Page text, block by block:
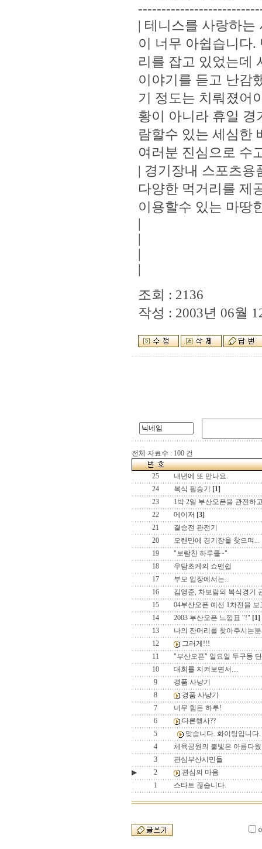
| 테니스를 사랑하는
이 너무 아쉽습니다
리를 잡고 있었는데
이야기를 듣고 난감
기 정도는 치뤄졌어
황이 아니라 휴일 경
람할수 있는 세심한
여러분 진심으로 수
| 경기장내 스포츠용
다양한 먹거리를 제
이용할수 있는 마땅
|
|
|
|
조회 : 2136
작성 : 2003년 06월
전체 자료수 : 100 건
25
내년에 또 만나요.
24
복식 필승기
[1]
23
1박 2일 부산오픈을 관전하
22
메이저 [3]
21
결승전 관전기
20
오랜만에 경기장을 찾으며
19
"보람찬 하루를~"
18
우담초케의 쇼맨쉽
17
부모 입장에서는...
16
김영준, 차보람의 복식경기
15
04부산오픈 예선 1차전을 보
14
2003 부산오픈 느낌표 "!" [1]
13
나의 잔머리를 찾아주시는
12
그러게!!!
11
"부산오픈" 일요일 두구동
10
대회를 지켜보면서....
9
경품 사냥기
8
경품 사냥기
7
너무 힘든 하루!
6
다른행사??
5
맞습니다. 화이팅입니다.
4
체육공원의 불빛은 아름다
3
관심부산시민들
▶
2
관심의 마음
1
스타트 끊습니다.